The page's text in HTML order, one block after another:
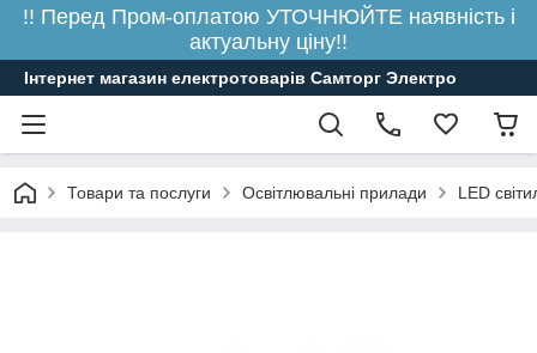
!! Перед Пром-оплатою УТОЧНЮЙТЕ наявність і
актуальну ціну!!
Інтернет магазин електротоварів Самторг Электро
Товари та послуги Освітлювальні прилади LED